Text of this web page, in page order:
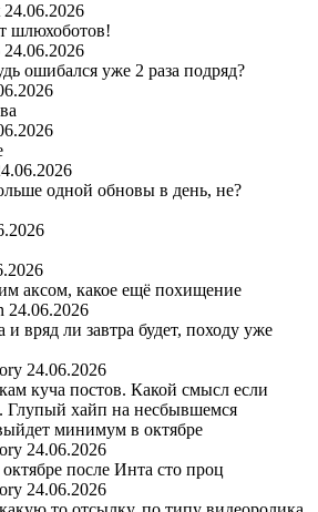
24.06.2026
шлюхоботов!
24.06.2026
ошибался уже 2 раза подряд?
одной обновы в день, не?
аксом, какое ещё похищение
24.06.2026
и вряд ли завтра будет, походу уже
24.06.2026
куча постов. Какой смысл если
Глупый хайп на несбывшемся
минимум в октябре
24.06.2026
после Инта сто проц
24.06.2026